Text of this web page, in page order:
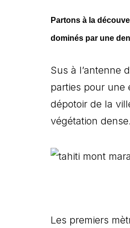
Partons à la
dominés par une
Sus à l’antenne
parties pour une
dépotoir de la
végétation dense.
Les premiers